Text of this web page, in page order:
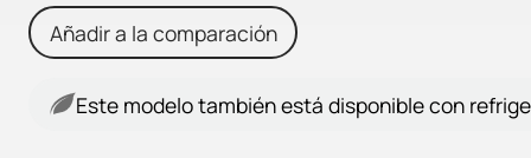
Añadir a la comparación
Este modelo también está disponible con